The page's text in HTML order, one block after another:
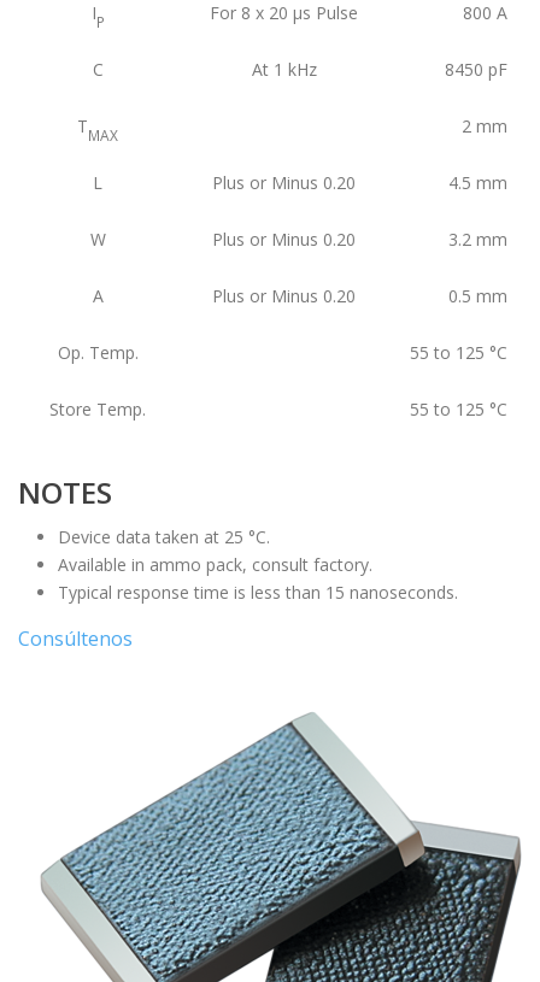
IP For 8 x 20 μs Pulse 800 A
C At 1 kHz 8450 pF
TMAX 2 mm
L Plus or Minus 0.20 4.5 mm
W Plus or Minus 0.20 3.2 mm
A Plus or Minus 0.20 0.5 mm
Op. Temp. 55 to 125 °C
Store Temp. 55 to 125 °C
NOTES
Device data taken at 25 °C.
Available in ammo pack, consult factory.
Typical response time is less than 15 nanoseconds.
Consúltenos